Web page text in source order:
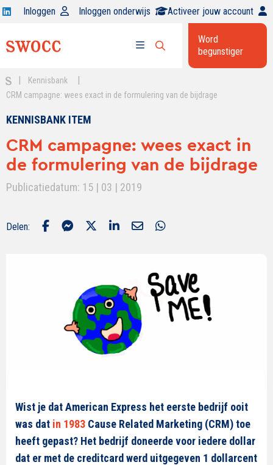
Open
op
Inloggen Inloggen onderwijs Activeer jouw account
Open
zoekbalk
Word
begunstiger
Kennisbank
CRM campagne: wees exact in de formulering van de bijdrage
KENNISBANK ITEM
CRM campagne: wees exact in
de formulering van de bijdrage
Publicatiedatum: 15 | 03 | 2019
Delen:
Wist je dat American Express het eerste bedrijf ooit
was dat in 1983 Cause Related Marketing (CRM) toe
heeft gepast? Het bedrijf doneerde voor iedere dollar
dat er met de creditcard werd uitgegeven 1 dollarcent